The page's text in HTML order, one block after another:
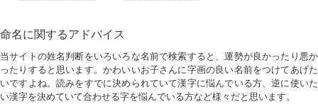
命名に関するアドバイス
当サイトの姓名判断をいろいろな名前で検索すると、運勢が良かったり悪か
ったりすると思います。かわいいお子さんに字画の良い名前をつけてあげた
いですよね。読みをすでに決められていて漢字に悩んでいる方、逆に使いた
い漢字を決めていて合わせる字を悩んでいる方など様々だと思います。